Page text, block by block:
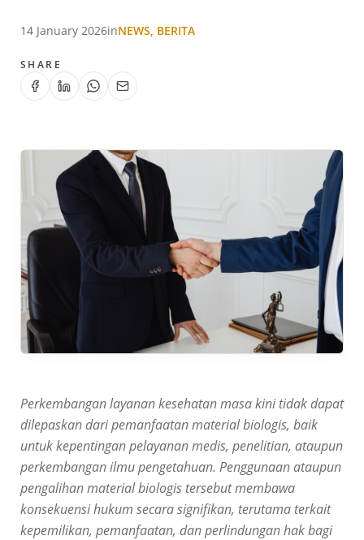
14 January 2026inNEWS, BERITA
SHARE
Perkembangan layanan kesehatan masa kini tidak dapat
dilepaskan dari pemanfaatan material biologis, baik
untuk kepentingan pelayanan medis, penelitian, ataupun
perkembangan ilmu pengetahuan. Penggunaan ataupun
pengalihan material biologis tersebut membawa
konsekuensi hukum secara signifikan, terutama terkait
kepemilikan, pemanfaatan, dan perlindungan hak bagi